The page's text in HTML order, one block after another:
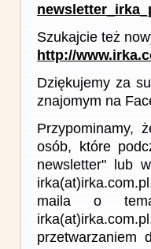
Szukajcie też
http://
Dziękujemy za
znajomym na
Przypominamy,
osób, które
newsletter" lub
maila o
przetwarzaniem